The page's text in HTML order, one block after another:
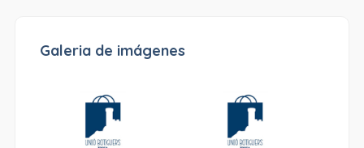
Galeria de imágenes